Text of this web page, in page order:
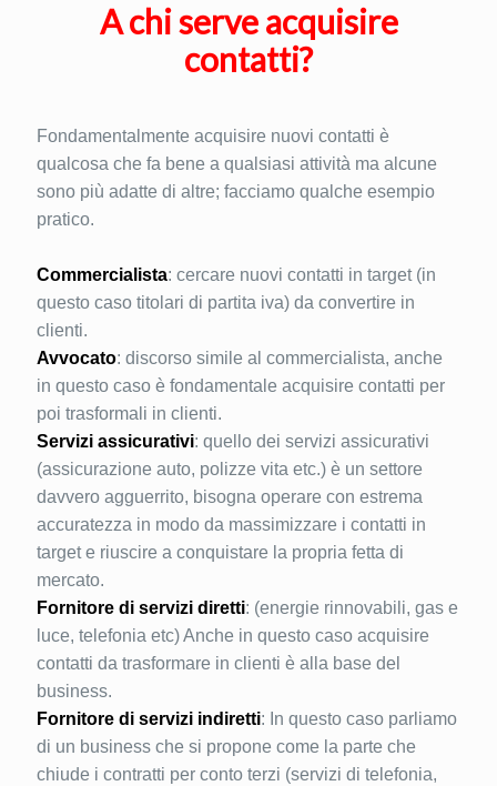
A chi serve acquisire
contatti?
Fondamentalmente acquisire nuovi contatti è
qualcosa che fa bene a qualsiasi attività ma alcune
sono più adatte di altre; facciamo qualche esempio
pratico.
Commercialista: cercare nuovi contatti in target (in
questo caso titolari di partita iva) da convertire in
clienti.
Avvocato: discorso simile al commercialista, anche
in questo caso è fondamentale acquisire contatti per
poi trasformali in clienti.
Servizi assicurativi: quello dei servizi assicurativi
(assicurazione auto, polizze vita etc.) è un settore
davvero agguerrito, bisogna operare con estrema
accuratezza in modo da massimizzare i contatti in
target e riuscire a conquistare la propria fetta di
mercato.
Fornitore di servizi diretti: (energie rinnovabili, gas e
luce, telefonia etc) Anche in questo caso acquisire
contatti da trasformare in clienti è alla base del
business.
Fornitore di servizi indiretti: In questo caso parliamo
di un business che si propone come la parte che
chiude i contratti per conto terzi (servizi di telefonia,